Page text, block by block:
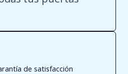
de satisfacción